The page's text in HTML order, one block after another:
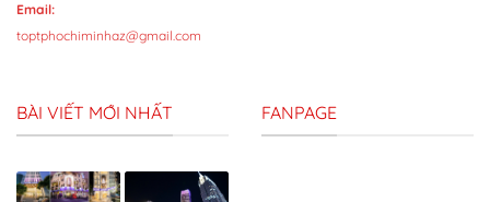
Email:
toptphochiminhaz@gmail.com
BÀI VIẾT MỚI NHẤT FANPAGE